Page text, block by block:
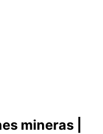
mineras |